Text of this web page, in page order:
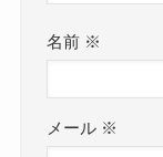
名前 ※
メール ※